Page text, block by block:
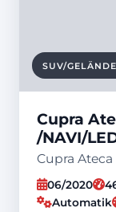
SUV/
Cupra
/NAVI/
Cupra Ateca
06/2020
Automatik